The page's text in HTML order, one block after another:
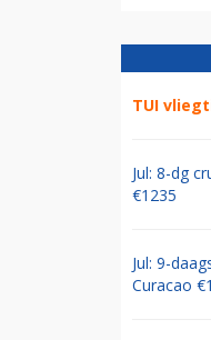
TUI
Jul: 8-dg
€1235
Jul: 9-
Curacao